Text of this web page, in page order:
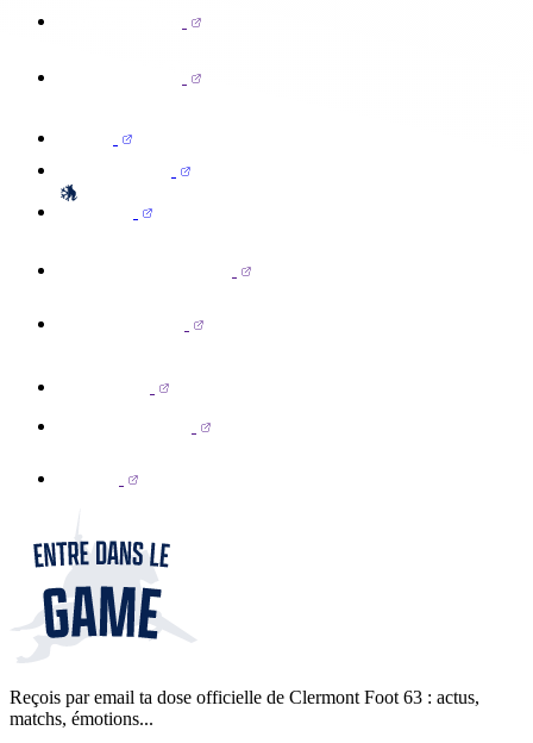
Reçois par email ta dose officielle de Clermont Foot 63 : actus,
matchs, émotions...